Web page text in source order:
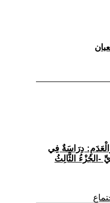
وَالْعَدَمِ: دِرَاسَةٌ فِي
-الجُزْءُ الثَّالِثُ